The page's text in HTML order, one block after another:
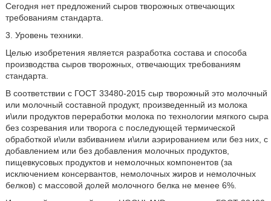
Сегодня нет предложений сыров творожных отвечающих
требованиям стандарта.
3. Уровень техники.
Целью изобретения является разработка состава и способа
производства сыров творожных, отвечающих требованиям
стандарта.
В соответствии с ГОСТ 33480-2015 сыр творожный это молочный
или молочный составной продукт, произведенный из молока
и\или продуктов переработки молока по технологии мягкого сыра
без созревания или творога с последующей термической
обработкой и\или взбиванием и\или аэрированием или без них, с
добавлением или без добавления молочных продуктов,
пищевкусовых продуктов и немолочных компонентов (за
исключением консервантов, немолочных жиров и немолочных
белков) с массовой долей молочного белка не менее 6%.